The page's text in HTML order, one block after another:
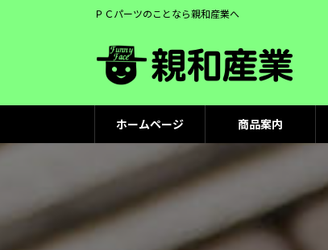
へ
キ
ョ
に
ＰＣパーツのことなら親和産業へ
ホームページ 商品案内